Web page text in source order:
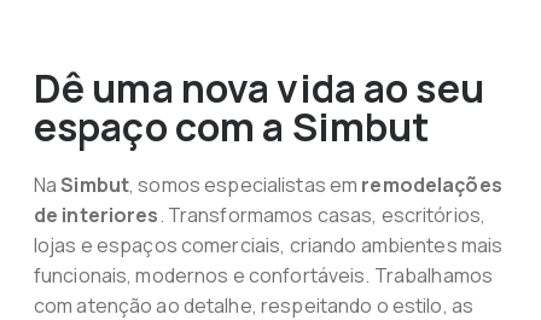
Dê uma nova vida ao seu
espaço com a Simbut
NaSimbut, somos especialistas em remodelações
de interiores. Transformamos casas, escritórios,
lojas e espaços comerciais, criando ambientes mais
funcionais, modernos e confortáveis. Trabalhamos
com atenção ao detalhe, respeitando o estilo, as